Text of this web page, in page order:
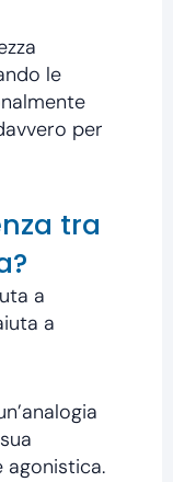
le
per
tra
a
a
agonistica.